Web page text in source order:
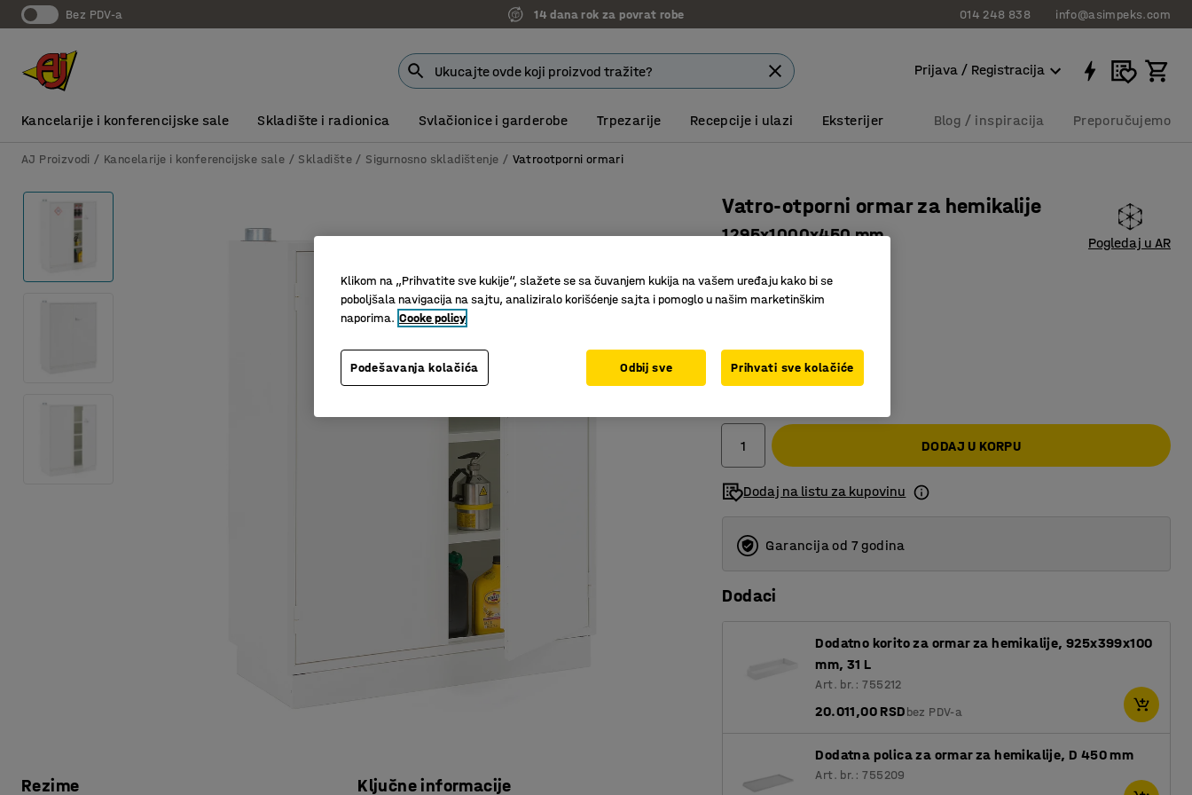
bez PDV-a 14 dana rok za povrat robe 014 248 838 info@asimpeks.com
Prijava / Registracija
Kancelarije i konferencijske sale Skladište i radionica Svlačionice i garderobe Trpezarije Recepcije i ulazi Eksterijer Blog / inspiracija Preporučujemo
AJ Proizvodi Kancelarije i konferencijske sale Skladište Sigurnosno skladištenje Vatrootporni ormari
Rezime Ključne informacije
Vatro-otporni ormar za hemikalije
1295x1000x450 mm Pogledaj u AR
Podesive police/nosači
174.521,00 RSD
DODAJ U KORPU
Dodaj na listu za kupovinu
Garancija od 7 godina
Dodaci
Dodatno korito za ormar za hemikalije, 925x399x100
mm, 31 L
Art. br.: 755212
20.011,00 RSDbez PDV-a
Dodatna polica za ormar za hemikalije, D 450 mm
Art. br.: 755209
Klikom na „Prihvatite sve kukije“, slažete se sa čuvanjem kukija na vašem uređaju kako bi se
poboljšala navigacija na sajtu, analiziralo korišćenje sajta i pomoglo u našim marketinškim
naporima. Cooke policy
Podešavanja kolačića Odbij sve Prihvati sve kolačiće